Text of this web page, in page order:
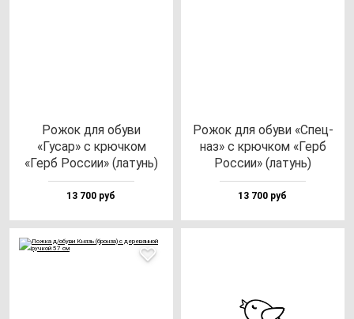
Рожок для обу­ви
«Гусар» с крюч­ком
«Герб Рос­сии» (ла­тунь)
13 700 руб
Рожок для обу­ви «Спец­
наз» с крюч­ком «Герб
Рос­сии» (ла­тунь)
13 700 руб